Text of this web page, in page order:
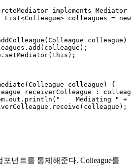
implements Mediator
List<Colleague> colleagues = new
(Colleague colleague )
. add ( colleague ) ;
. setMediator(this ) ;
(Colleague colleague )
{
receiverColleague :
. out . println ( "
    Mediating
"
+
. receive ( colleague ) ;
넌트를 통제해준다. Colleague를